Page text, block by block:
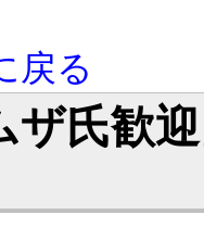
戻る
ザ氏歓